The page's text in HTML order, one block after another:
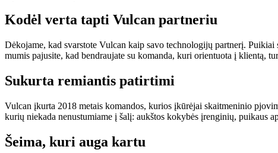
Kodėl verta tapti Vulcan partneriu
Dėkojame, kad svarstote Vulcan kaip savo technologijų partnerį.
mumis pajusite, kad bendraujate su komanda, kuri orientuota į klientą,
Sukurta remiantis patirtimi
Vulcan įkurta 2018 metais komandos, kurios įkūrėjai skaitmeninio
kurių niekada nenustumiame į šalį: aukštos kokybės įrenginių, puikaus
Šeima, kuri auga kartu